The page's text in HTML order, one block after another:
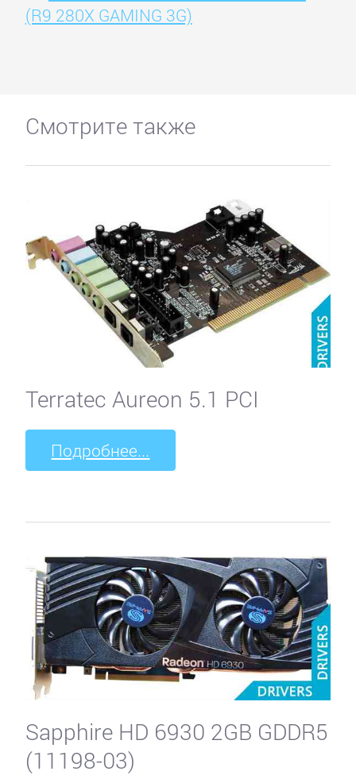
(R9 280X GAMING 3G)
Смотрите также
Terratec Aureon 5.1 PCI
Подробнее...
Sapphire HD 6930 2GB GDDR5
(11198-03)